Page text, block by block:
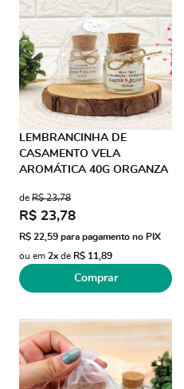
LEMBRANCINHA DE
CASAMENTO VELA
AROMÁTICA 40G ORGANZA
de R$ 23,78
R$ 23,78
R$ 22,59 para pagamento no PIX
ou em 2x de R$ 11,89
Comprar